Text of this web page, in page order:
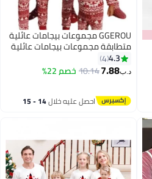
5
GGEROU مجموعات بيجامات عائلية
متطابقة مجموعات بيجامات عائلية
متطابقة للكبار والأطفال والأزواج
والأطفال ملابس نوم بأكمام طويلة
لمهرجانات العطلات مجموعات صالة
4.3
4
د.ب‏7.88
10.14خصم 22%
احصل عليه خلال 14 - 15